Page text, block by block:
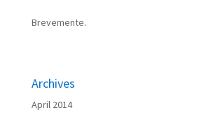
Brevemente.
Archives
April 2014